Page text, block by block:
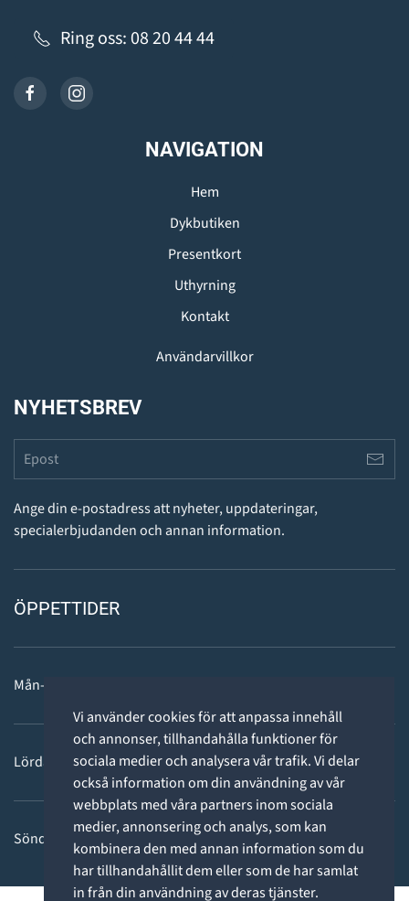
Vi använder cookies för att anpassa innehåll
och annonser, tillhandahålla funktioner för
sociala medier och analysera vår trafik. Vi delar
också information om din användning av vår
webbplats med våra partners inom sociala
medier, annonsering och analys, som kan
kombinera den med annan information som du
har tillhandahållit dem eller som de har samlat
in från din användning av deras tjänster.
Ring oss: 08 20 44 44
NAVIGATION
Hem
Dykbutiken
Presentkort
Uthyrning
Kontakt
Användarvillkor
NYHETSBREV
Ange din e-postadress att nyheter, uppdateringar,
specialerbjudanden och annan information.
ÖPPETTIDER
Mån-fre: 11 - 18
Lördag: 11-15
Söndag: STÄNGT